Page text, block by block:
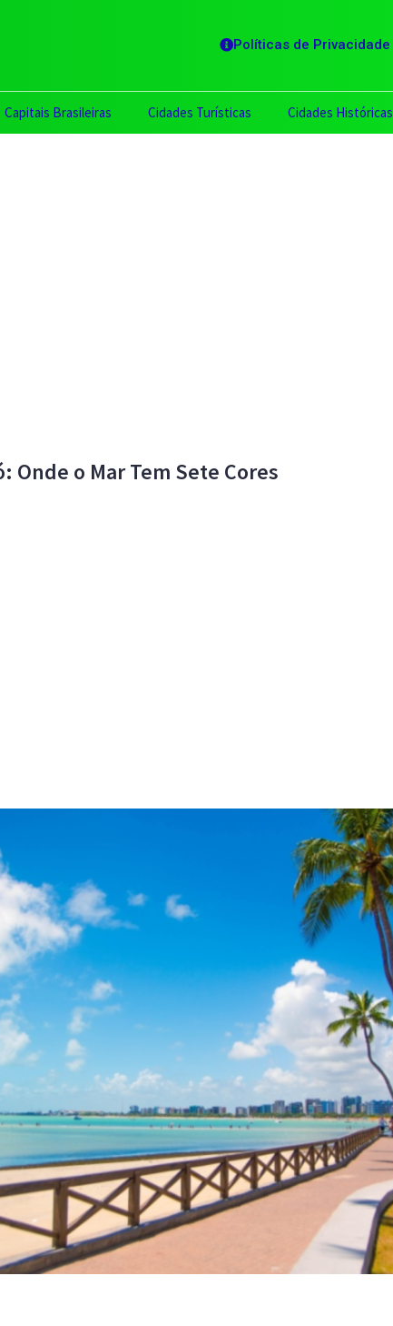
Políticas de Privacidade
Capitais Brasileiras Cidades Turísticas Cidades Históricas
Onde o Mar Tem Sete Cores